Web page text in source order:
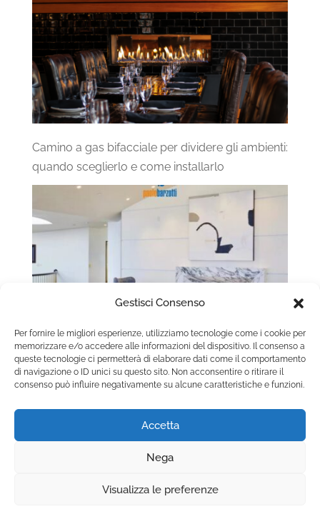
Gestisci Consenso
Per fornire le migliori esperienze, utilizziamo tecnologie come i cookie per
memorizzare e/o accedere alle informazioni del dispositivo. Il consenso a
queste tecnologie ci permetterà di elaborare dati come il comportamento
di navigazione o ID unici su questo sito. Non acconsentire o ritirare il
consenso può influire negativamente su alcune caratteristiche e funzioni.
Accetta
Nega
Visualizza le preferenze
Camino a gas bifacciale per dividere gli ambienti:
quando sceglierlo e come installarlo
Camino a gas con vetro frontale apribile:
manutenzione e sicurezza nel tempo
Copyright © 2025 Camini.net | P.IVA